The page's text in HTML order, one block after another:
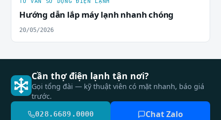
Hướng dẫn lắp máy lạnh nhanh chóng
20/05/2026
Cần thợ điện lạnh tận nơi?
Gọi tổng đài — kỹ thuật viên có mặt nhanh, báo giá
trước.
028.6689.0000 Chat Zalo